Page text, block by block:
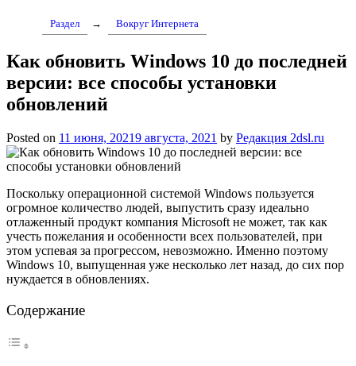
Раздел → Вокруг Интернета
Как обновить Windows 10 до последней
версии: все способы установки
обновлений
Posted on 11 июня, 20219 августа, 2021 by Редакция 2dsl.ru
Поскольку операционной системой Windows пользуется
огромное количество людей, выпустить сразу идеально
отлаженный продукт компания Microsoft не может, так как
учесть пожелания и особенности всех пользователей, при
этом успевая за прогрессом, невозможно. Именно поэтому
Windows 10, выпущенная уже несколько лет назад, до сих пор
нуждается в обновлениях.
Содержание